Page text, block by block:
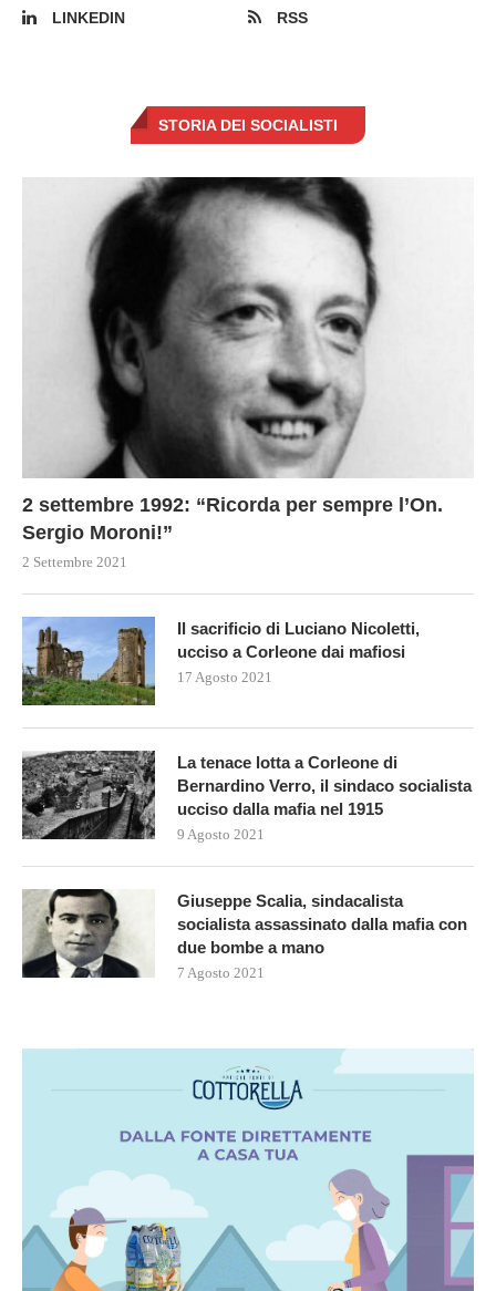
LINKEDIN
RSS
STORIA DEI SOCIALISTI
2 settembre 1992: “Ricorda per sempre l’On.
Sergio Moroni!”
2 Settembre 2021
Il sacrificio di Luciano Nicoletti,
ucciso a Corleone dai mafiosi
17 Agosto 2021
La tenace lotta a Corleone di
Bernardino Verro, il sindaco socialista
ucciso dalla mafia nel 1915
9 Agosto 2021
Giuseppe Scalia, sindacalista
socialista assassinato dalla mafia con
due bombe a mano
7 Agosto 2021